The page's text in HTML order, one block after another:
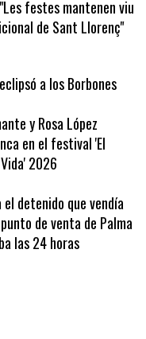
festes mantenen viu
de Sant Llorenç"
a los Borbones
y Rosa López
en el festival 'El
2026
detenido que vendía
de venta de Palma
las 24 horas